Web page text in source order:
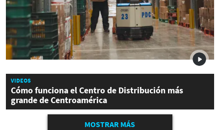
VIDEOS
Cómo funciona el Centro de Distribución más
grande de Centroamérica
MOSTRAR MÁS